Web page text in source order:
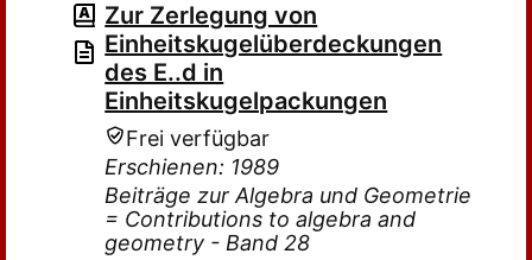
Zur Zerlegung von
Einheitskugelüberdeckungen
des E..d in
Einheitskugelpackungen
Frei verfügbar
Erschienen: 1989
Beiträge zur Algebra und Geometrie
= Contributions to algebra and
geometry - Band 28